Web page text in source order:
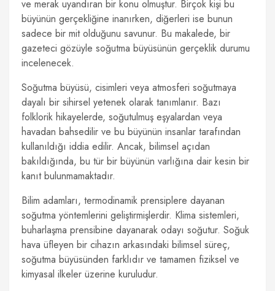
ve merak uyandıran bir konu olmuştur. Birçok kişi bu
büyünün gerçekliğine inanırken, diğerleri ise bunun
sadece bir mit olduğunu savunur. Bu makalede, bir
gazeteci gözüyle soğutma büyüsünün gerçeklik durumu
incelenecek.
Soğutma büyüsü, cisimleri veya atmosferi soğutmaya
dayalı bir sihirsel yetenek olarak tanımlanır. Bazı
folklorik hikayelerde, soğutulmuş eşyalardan veya
havadan bahsedilir ve bu büyünün insanlar tarafından
kullanıldığı iddia edilir. Ancak, bilimsel açıdan
bakıldığında, bu tür bir büyünün varlığına dair kesin bir
kanıt bulunmamaktadır.
Bilim adamları, termodinamik prensiplere dayanan
soğutma yöntemlerini geliştirmişlerdir. Klima sistemleri,
buharlaşma prensibine dayanarak odayı soğutur. Soğuk
hava üfleyen bir cihazın arkasındaki bilimsel süreç,
soğutma büyüsünden farklıdır ve tamamen fiziksel ve
kimyasal ilkeler üzerine kuruludur.